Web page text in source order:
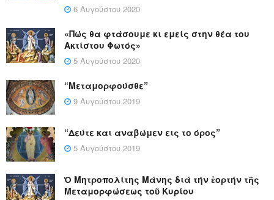
6 Αυγούστου 2020
«Πώς θα φτάσουμε κι εμείς στην θέα του
Ακτίστου Φωτός»
5 Αυγούστου 2020
“Μεταμορφούσθε”
9 Αυγούστου 2019
“Δεύτε και αναβώμεν εις το όρος”
5 Αυγούστου 2019
Ὁ Μητροπολίτης Μάνης διά τήν ἑορτήν τῆς
Μεταμορφώσεως τοῦ Κυρίου